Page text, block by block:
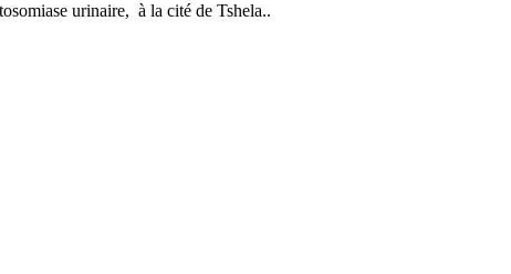
urinaire, à la cité de Tshela..